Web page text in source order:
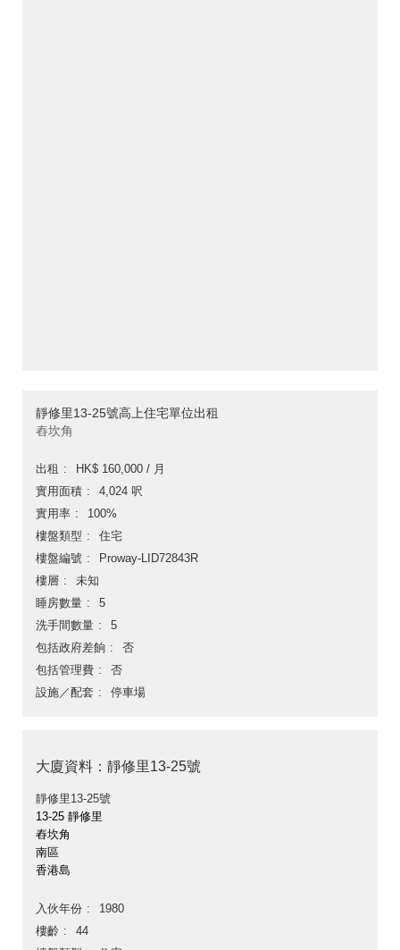
靜修里13-25號高上住宅單位出租
舂坎角
出租
HK$ 160,000 / 月
實用面積
4,024 呎
實用率
100%
樓盤類型
住宅
樓盤編號
Proway-LID72843R
樓層
未知
睡房數量
5
洗手間數量
5
包括政府差餉
否
包括管理費
否
設施／配套
停車場
大廈資料：靜修里13-25號
靜修里13-25號
13-25 靜修里
舂坎角
南區
香港島
入伙年份
1980
樓齡
44